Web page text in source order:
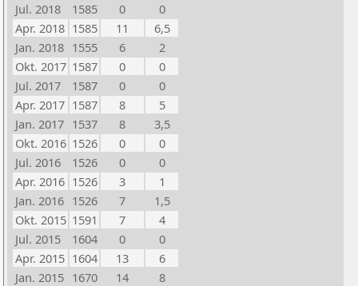
Jul. 2018
1585 0
0
Apr. 2018 1585 11
6,5
Jan. 2018 1555 6
2
Okt. 2017 1587 0
0
Jul. 2017
1587 0
0
Apr. 2017 1587 8
5
Jan. 2017 1537 8
3,5
Okt. 2016 1526 0
0
Jul. 2016
1526 0
0
Apr. 2016 1526 3
1
Jan. 2016 1526 7
1,5
Okt. 2015 1591 7
4
Jul. 2015
1604 0
0
Apr. 2015 1604 13
6
Jan. 2015 1670 14
8